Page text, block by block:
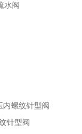
水阀
内螺纹针型阀
针型阀